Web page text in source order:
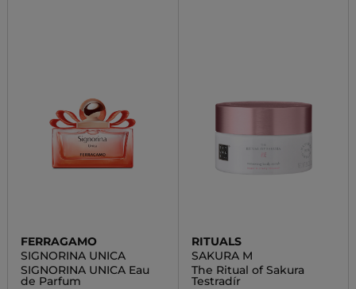
FERRAGAMO
SIGNORINA UNICA
SIGNORINA UNICA Eau
de Parfum
RITUALS
SAKURA M
The Ritual of Sakura
Testradír